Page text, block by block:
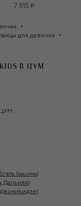
7 915 ₽
для девочек
В ЦУМ
Хакима)
Дальняя)